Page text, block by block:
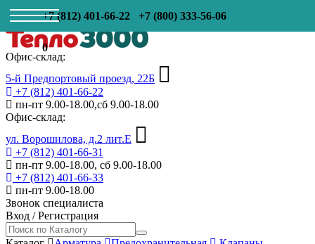
+7 (812) 401-66-22 +7 (800) 333-56-06
0
Офис-склад:
5-й Предпортовый проезд, 22Б
+7 (812) 401-66-22
пн-пт 9.00-18.00,сб 9.00-18.00
Офис-склад:
ул. Ворошилова, д.2 лит.Е
+7 (812) 401-66-31
пн-пт 9.00-18.00, сб 9.00-18.00
+7 (812) 401-66-33
пн-пт 9.00-18.00
Звонок специалиста
Вход /Регистрация